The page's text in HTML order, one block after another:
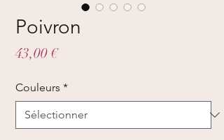
Poivron
43,00 €Prix
Couleurs *